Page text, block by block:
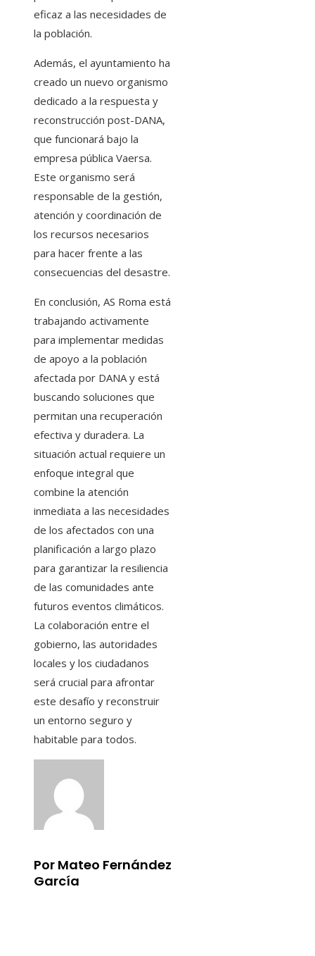
eficaz a las necesidades de
la población.
Además, el ayuntamiento ha
creado un nuevo organismo
dedicado a la respuesta y
reconstrucción post-DANA,
que funcionará bajo la
empresa pública Vaersa.
Este organismo será
responsable de la gestión,
atención y coordinación de
los recursos necesarios
para hacer frente a las
consecuencias del desastre.
En conclusión, AS Roma está
trabajando activamente
para implementar medidas
de apoyo a la población
afectada por DANA y está
buscando soluciones que
permitan una recuperación
efectiva y duradera. La
situación actual requiere un
enfoque integral que
combine la atención
inmediata a las necesidades
de los afectados con una
planificación a largo plazo
para garantizar la resiliencia
de las comunidades ante
futuros eventos climáticos.
La colaboración entre el
gobierno, las autoridades
locales y los ciudadanos
será crucial para afrontar
este desafío y reconstruir
un entorno seguro y
habitable para todos.
Por Mateo Fernández
García